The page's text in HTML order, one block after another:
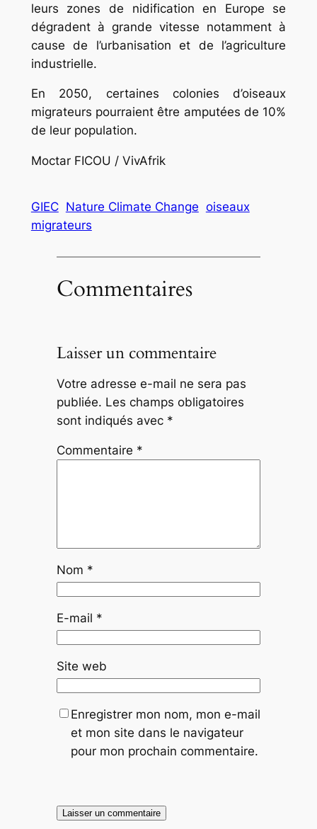
leurs zones de nidification en Europe se
dégradent à grande vitesse notamment à
cause de l’urbanisation et de l’agriculture
industrielle.
En 2050, certaines colonies d’oiseaux
migrateurs pourraient être amputées de 10%
de leur population.
Moctar FICOU / VivAfrik
GIEC Nature Climate Change oiseaux
migrateurs
Commentaires
Laisser un commentaire
Votre adresse e-mail ne sera pas
publiée. Les champs obligatoires
sont indiqués avec *
Commentaire *
Nom *
E-mail *
Site web
Enregistrer mon nom, mon e-mail
et mon site dans le navigateur
pour mon prochain commentaire.